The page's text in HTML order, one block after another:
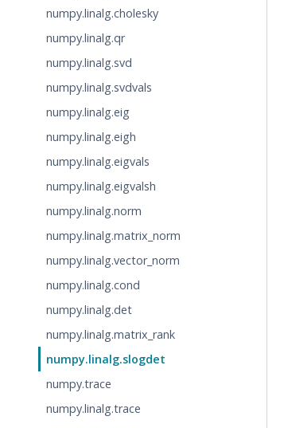
numpy.linalg.cholesky
numpy.linalg.qr
numpy.linalg.svd
numpy.linalg.svdvals
numpy.linalg.eig
numpy.linalg.eigh
numpy.linalg.eigvals
numpy.linalg.eigvalsh
numpy.linalg.norm
numpy.linalg.matrix_norm
numpy.linalg.vector_norm
numpy.linalg.cond
numpy.linalg.det
numpy.linalg.matrix_rank
numpy.linalg.slogdet
numpy.trace
numpy.linalg.trace